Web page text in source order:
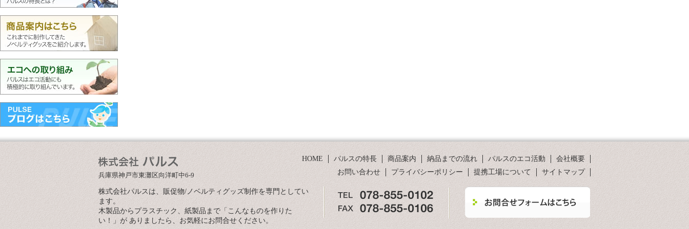
兵庫県神戸市東灘区向洋町中6-9
会社概要
パルスのエコ活動
納品までの流れ
商品案内
パルスの特長
HOME
サイトマップ
提携工場について
プライバシーポリシー
お問い合わせ
株式会社パルスは、販促物/ノベルティグッズ制作を専門としてい
ます。
木製品からプラスチック、紙製品まで「こんなものを作りた
い！」が ありましたら、お気軽にお問合せください。